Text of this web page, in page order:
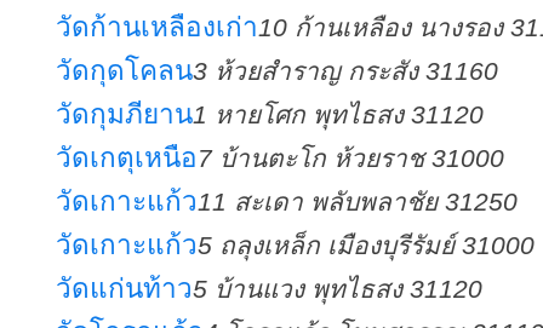
วัดก้านเหลืองเก่า10 ก้านเหลือง นางรอง
วัดกุดโคลน3 ห้วยสำราญ กระสัง 31160
วัดกุมภียาน1 หายโศก พุทไธสง 31120
วัดเกตุเหนือ7 บ้านตะโก ห้วยราช 31000
วัดเกาะแก้ว11 สะเดา พลับพลาชัย 31250
วัดเกาะแก้ว5 ถลุงเหล็ก เมืองบุรีรัมย์ 31000
วัดแก่นท้าว5 บ้านแวง พุทไธสง 31120